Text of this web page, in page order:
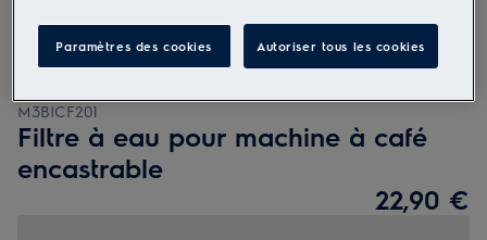
Appuyez pour zoomer
M3BICF201
Filtre à eau pour machine à café
encastrable
22,90 €
Paramètres des cookies Autoriser tous les cookies